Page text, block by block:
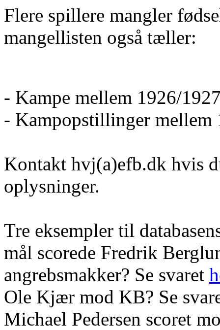
Flere spillere mangler
mangellisten også tæller:
- Kampe mellem 1926/
- Kampopstillinger mellem
Kontakt hvj(a)efb.dk hvis
oplysninger.
Tre eksempler til
mål scorede Fredrik
angrebsmakker? Se svaret
Ole Kjær mod KB? Se
Michael Pedersen scoret